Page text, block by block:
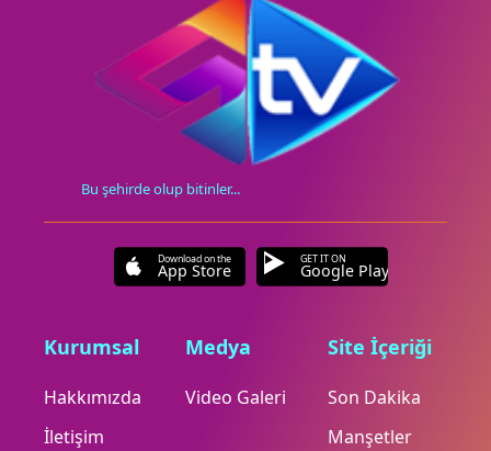
Bu şehirde olup bitinler...
Download on the
App Store
GET IT ON
Google Play
Kurumsal
Hakkımızda
İletişim
Medya
Video Galeri
Site İçeriği
Son Dakika
Manşetler